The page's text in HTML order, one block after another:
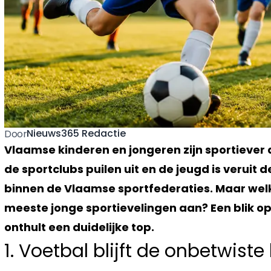
DoorNieuws365 Redactie
Vlaamse kinderen en jongeren zijn
de sportclubs puilen uit en de jeugd is veruit
binnen de Vlaamse sportfederaties. Maar
meeste jonge sportievelingen aan? Een blik
onthult een duidelijke top.
1. Voetbal blijft de